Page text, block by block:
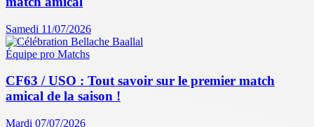
Samedi 11/07/2026
Équipe pro Matchs
CF63 / USO : Tout savoir sur le premier match
amical de la saison !
Mardi 07/07/2026